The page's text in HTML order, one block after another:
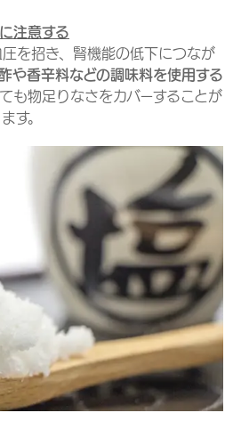
注意する
を招き、腎機能の低下につなが
や香辛料などの調味料を使用する
も物足りなさをカバーすることが
す。